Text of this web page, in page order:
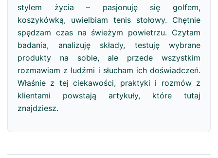
stylem życia – pasjonuję się golfem,
koszykówką, uwielbiam tenis stołowy. Chętnie
spędzam czas na świeżym powietrzu. Czytam
badania, analizuję składy, testuję wybrane
produkty na sobie, ale przede wszystkim
rozmawiam z ludźmi i słucham ich doświadczeń.
Właśnie z tej ciekawości, praktyki i rozmów z
klientami powstają artykuły, które tutaj
znajdziesz.